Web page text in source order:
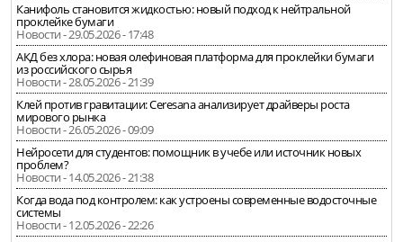
Канифоль становится жидкостью: новый подход к нейтральной
проклейке бумаги
Новости - 29.05.2026 - 17:48
АКД без хлора: новая олефиновая платформа для проклейки бумаги
из российского сырья
Новости - 28.05.2026 - 21:39
Клей против гравитации: Ceresana анализирует драйверы роста
мирового рынка
Новости - 26.05.2026 - 09:09
Нейросети для студентов: помощник в учебе или источник новых
проблем?
Новости - 14.05.2026 - 21:38
Когда вода под контролем: как устроены современные водосточные
системы
Новости - 12.05.2026 - 22:26